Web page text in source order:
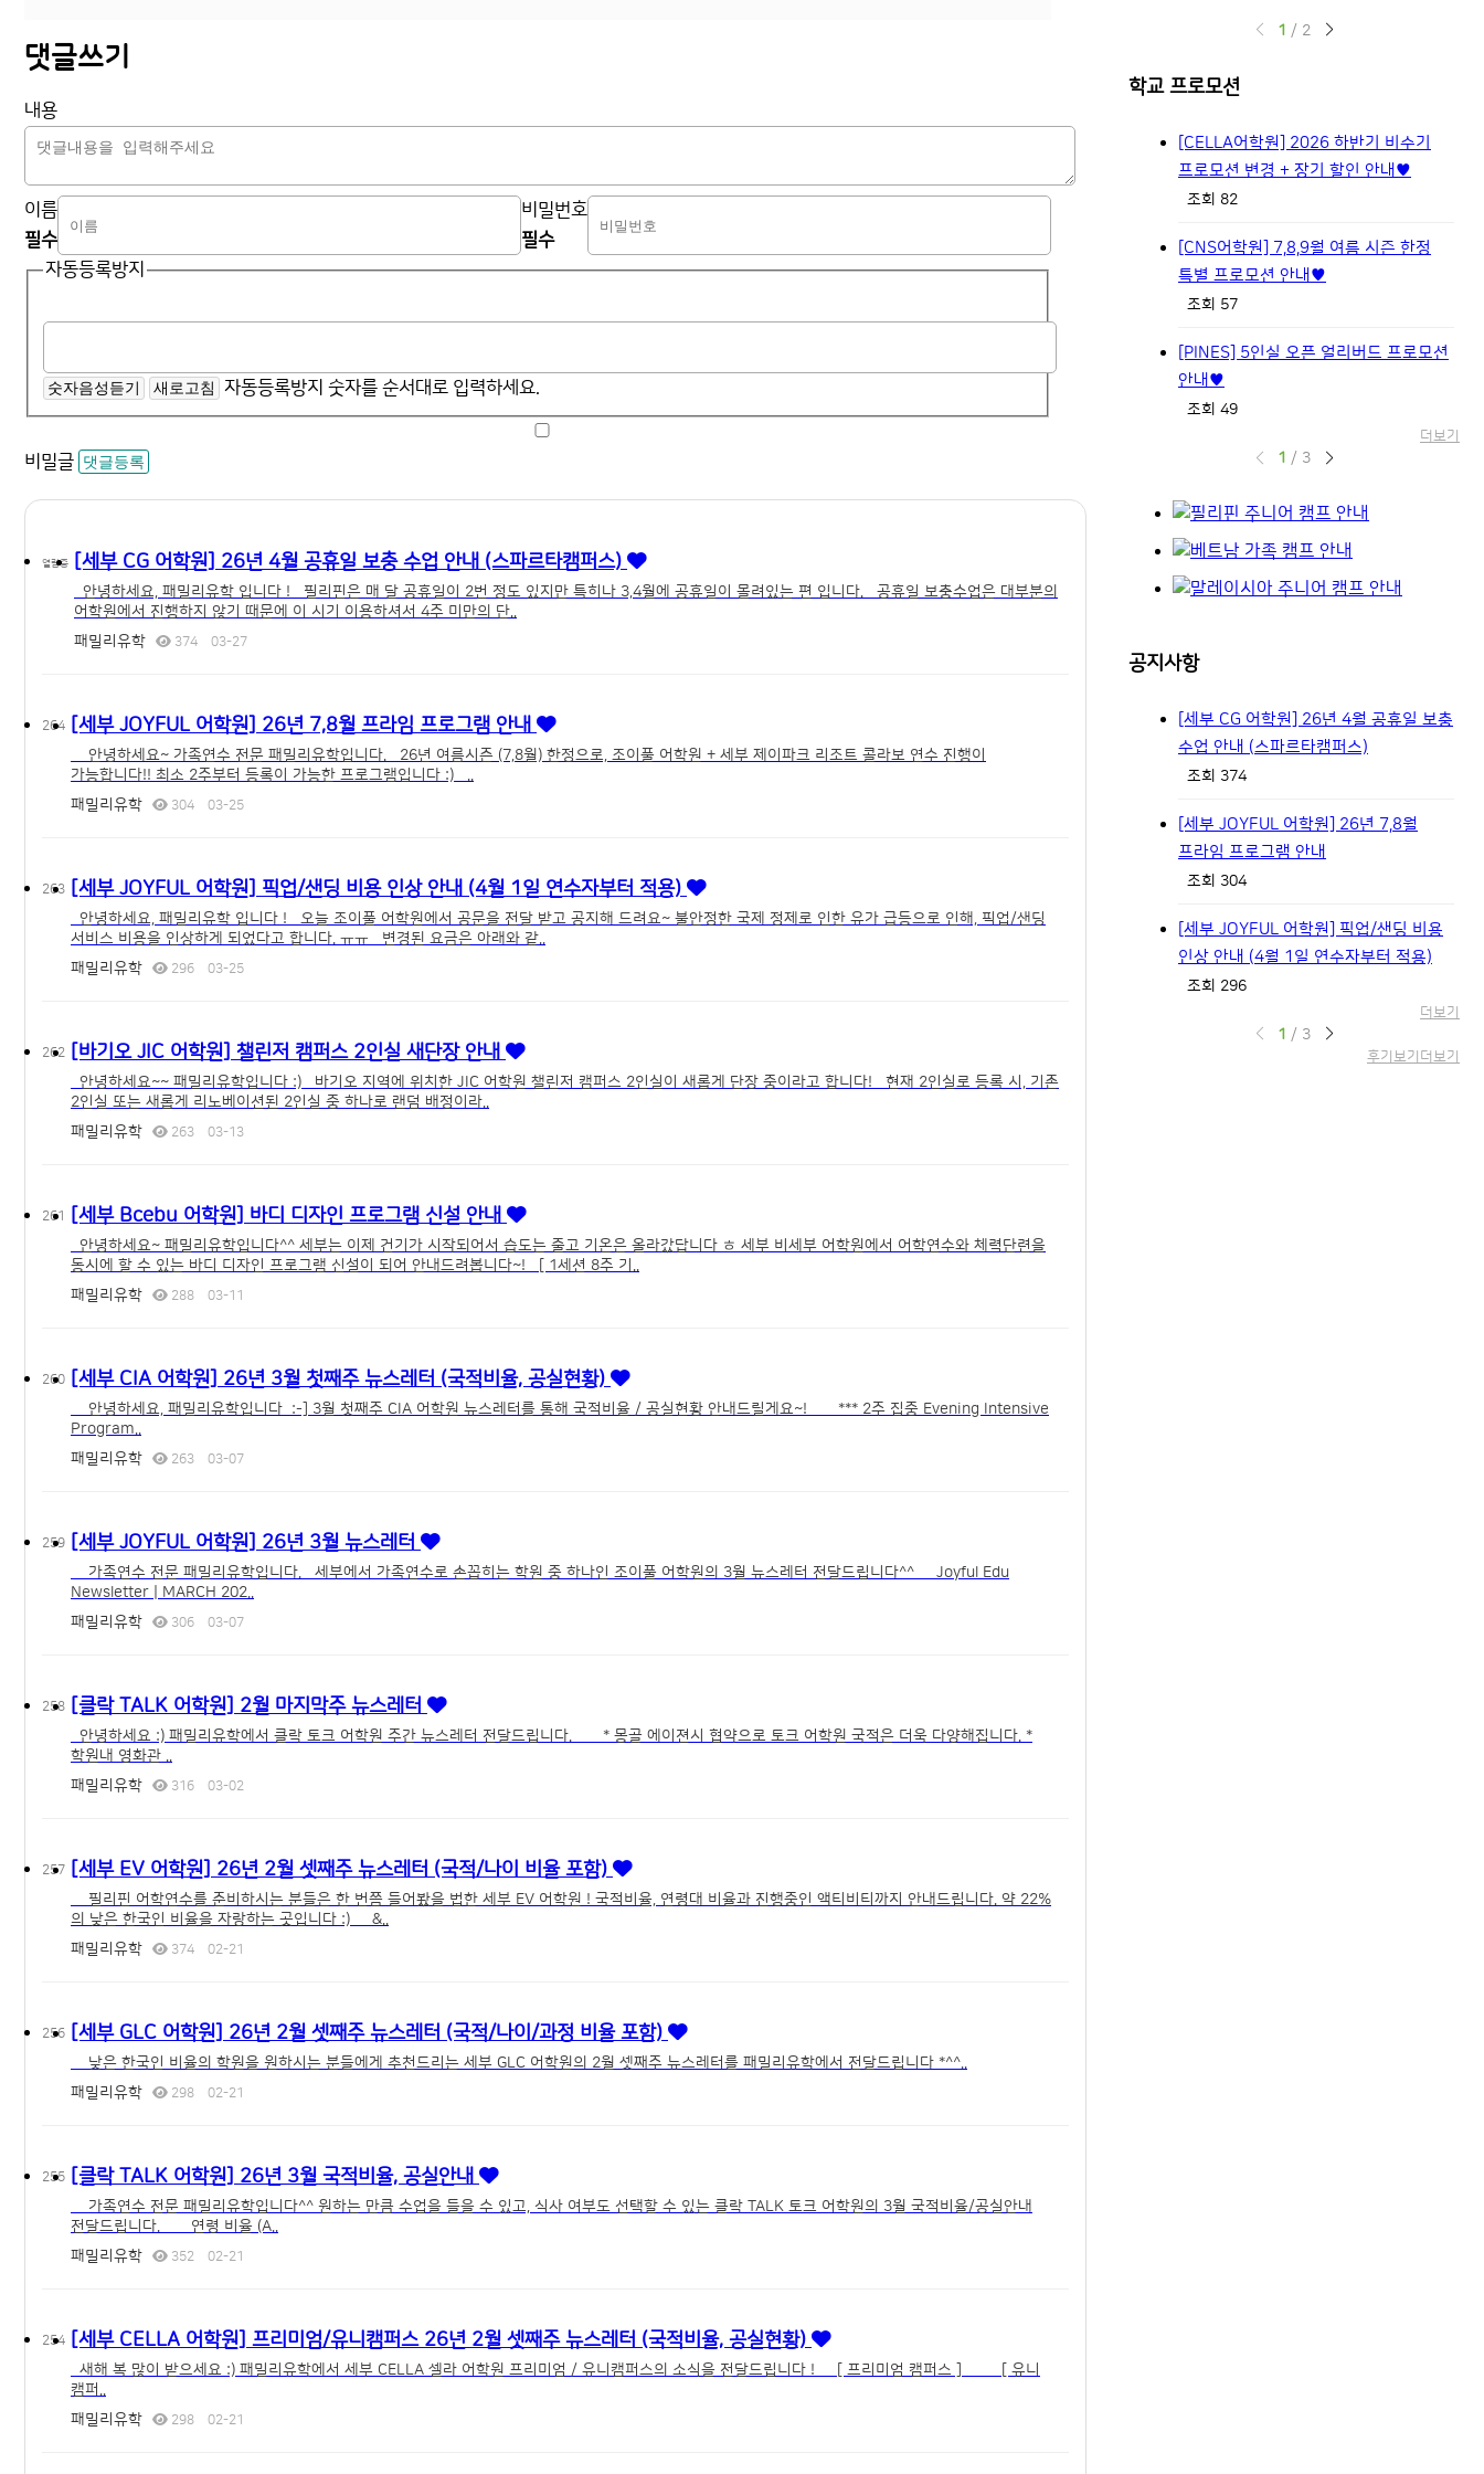
댓글쓰기
내용
이름
필수
비밀번호
필수
자동등록방지
숫자음성듣기 새로고침 자동등록방지 숫자를 순서대로 입력하세요.
비밀글 댓글등록
후기보기 더보기
1 / 2
학교 프로모션
[CELLA어학원] 2026 하반기 비수기
프로모션 변경 + 장기 할인 안내♥
조회 82
[CNS어학원] 7,8,9월 여름 시즌 한정
특별 프로모션 안내♥
조회 57
[PINES] 5인실 오픈 얼리버드 프로모션
안내♥
조회 49
더보기
1 / 3
공지사항
[세부 CG 어학원] 26년 4월 공휴일 보충
수업 안내 (스파르타캠퍼스)
조회 374
[세부 JOYFUL 어학원] 26년 7,8월
프라임 프로그램 안내
조회 304
[세부 JOYFUL 어학원] 픽업/샌딩 비용
인상 안내 (4월 1일 연수자부터 적용)
조회 296
더보기
1 / 3
열람중 [세부 CG 어학원] 26년 4월 공휴일 보충 수업 안내 (스파르타캠퍼스)
안녕하세요, 패밀리유학 입니다 ! 필리핀은 매 달 공휴일이 2번 정도 있지만 특히나 3,4월에 공휴일이 몰려있는 편 입니다. 공휴일 보충수업은 대부분의
어학원에서 진행하지 않기 때문에 이 시기 이용하셔서 4주 미만의 단..
패밀리유학
374 03-27
264 [세부 JOYFUL 어학원] 26년 7,8월 프라임 프로그램 안내
안녕하세요~ 가족연수 전문 패밀리유학입니다. 26년 여름시즌 (7,8월) 한정으로, 조이풀 어학원 + 세부 제이파크 리조트 콜라보 연수 진행이
가능합니다!! 최소 2주부터 등록이 가능한 프로그램입니다 :) ..
패밀리유학
304 03-25
263 [세부 JOYFUL 어학원] 픽업/샌딩 비용 인상 안내 (4월 1일 연수자부터 적용)
안녕하세요, 패밀리유학 입니다 ! 오늘 조이풀 어학원에서 공문을 전달 받고 공지해 드려요~ 불안정한 국제 정제로 인한 유가 급등으로 인해, 픽업/샌딩
서비스 비용을 인상하게 되었다고 합니다. ㅠㅠ 변경된 요금은 아래와 같..
패밀리유학
296 03-25
262 [바기오 JIC 어학원] 챌린저 캠퍼스 2인실 새단장 안내
안녕하세요~~ 패밀리유학입니다 :) 바기오 지역에 위치한 JIC 어학원 챌린저 캠퍼스 2인실이 새롭게 단장 중이라고 합니다! 현재 2인실로 등록 시, 기존
2인실 또는 새롭게 리노베이션된 2인실 중 하나로 랜덤 배정이라..
패밀리유학
263 03-13
261 [세부 Bcebu 어학원] 바디 디자인 프로그램 신설 안내
안녕하세요~ 패밀리유학입니다^^ 세부는 이제 건기가 시작되어서 습도는 줄고 기온은 올라갔답니다 ㅎ 세부 비세부 어학원에서 어학연수와 체력단련을
동시에 할 수 있는 바디 디자인 프로그램 신설이 되어 안내드려봅니다~! [ 1세션 8주 기..
패밀리유학
288 03-11
260 [세부 CIA 어학원] 26년 3월 첫째주 뉴스레터 (국적비율, 공실현황)
안녕하세요, 패밀리유학입니다 :-] 3월 첫째주 CIA 어학원 뉴스레터를 통해 국적비율 / 공실현황 안내드릴게요~! *** 2주 집중 Evening Intensive
Program..
패밀리유학
263 03-07
259 [세부 JOYFUL 어학원] 26년 3월 뉴스레터
가족연수 전문 패밀리유학입니다. 세부에서 가족연수로 손꼽히는 학원 중 하나인 조이풀 어학원의 3월 뉴스레터 전달드립니다^^ Joyful Edu
Newsletter | MARCH 202..
패밀리유학
306 03-07
258 [클락 TALK 어학원] 2월 마지막주 뉴스레터
안녕하세요 :) 패밀리유학에서 클락 토크 어학원 주간 뉴스레터 전달드립니다. * 몽골 에이젼시 협약으로 토크 어학원 국적은 더욱 다양해집니다. *
학원내 영화관 ..
패밀리유학
316 03-02
257 [세부 EV 어학원] 26년 2월 셋째주 뉴스레터 (국적/나이 비율 포함)
필리핀 어학연수를 준비하시는 분들은 한 번쯤 들어봤을 법한 세부 EV 어학원 ! 국적비율, 연령대 비율과 진행중인 액티비티까지 안내드립니다. 약 22%
의 낮은 한국인 비율을 자랑하는 곳입니다 :) &..
패밀리유학
374 02-21
256 [세부 GLC 어학원] 26년 2월 셋째주 뉴스레터 (국적/나이/과정 비율 포함)
낮은 한국인 비율의 학원을 원하시는 분들에게 추천드리는 세부 GLC 어학원의 2월 셋째주 뉴스레터를 패밀리유학에서 전달드립니다 *^^..
패밀리유학
298 02-21
255 [클락 TALK 어학원] 26년 3월 국적비율, 공실안내
가족연수 전문 패밀리유학입니다^^ 원하는 만큼 수업을 들을 수 있고, 식사 여부도 선택할 수 있는 클락 TALK 토크 어학원의 3월 국적비율/공실안내
전달드립니다. 연령 비율 (A..
패밀리유학
352 02-21
254 [세부 CELLA 어학원] 프리미엄/유니캠퍼스 26년 2월 셋째주 뉴스레터 (국적비율, 공실현황)
새해 복 많이 받으세요 :) 패밀리유학에서 세부 CELLA 셀라 어학원 프리미엄 / 유니캠퍼스의 소식을 전달드립니다 ! [ 프리미엄 캠퍼스 ] [ 유니
캠퍼..
패밀리유학
298 02-21